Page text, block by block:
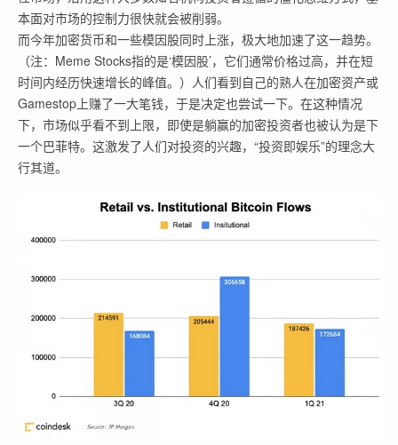
本面对市场的控制力很快就会被削弱。
而今年加密货币和一些模因股同时上涨，极大地加速了这一趋势。
（注：Meme Stocks指的是‘模因股’，它们通常价格过高，并在短
时间内经历快速增长的峰值。）人们看到自己的熟人在加密资产或
Gamestop上赚了一大笔钱，于是决定也尝试一下。在这种情况
下，市场似乎看不到上限，即使是躺赢的加密投资者也被认为是下
一个巴菲特。这激发了人们对投资的兴趣，“投资即娱乐”的理念大
行其道。